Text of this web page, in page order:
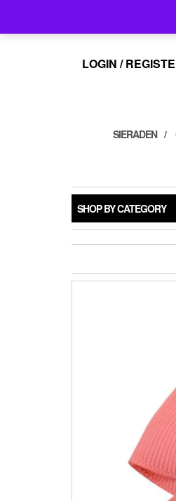
the
LOGIN /
SIERADEN
SHOP BY CATEGORY